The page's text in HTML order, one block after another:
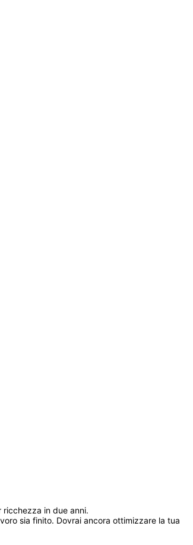
ricchezza in due anni.
sia finito. Dovrai ancora ottimizzare la tua